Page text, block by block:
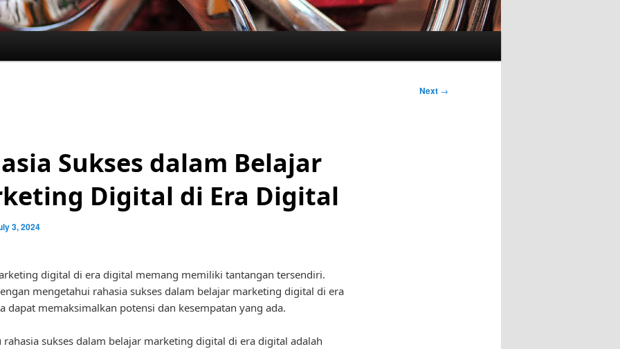
Next →
Sukses dalam Belajar
Digital di Era Digital
3, 2024
digital di era digital memang memiliki tantangan tersendiri.
mengetahui rahasia sukses dalam belajar marketing digital di era
dapat memaksimalkan potensi dan kesempatan yang ada.
rahasia sukses dalam belajar marketing digital di era digital adalah